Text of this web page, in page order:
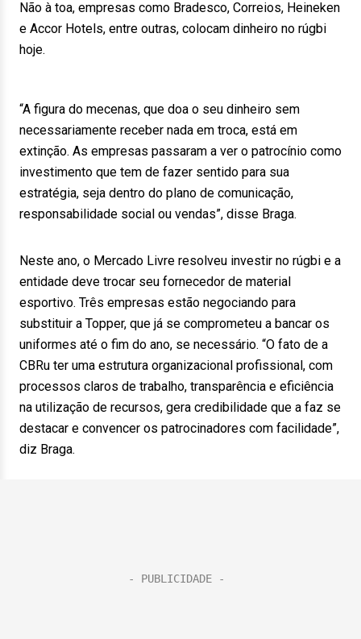
Não à toa, empresas como Bradesco, Correios, Heineken
e Accor Hotels, entre outras, colocam dinheiro no rúgbi
hoje.
“A figura do mecenas, que doa o seu dinheiro sem
necessariamente receber nada em troca, está em
extinção. As empresas passaram a ver o patrocínio como
investimento que tem de fazer sentido para sua
estratégia, seja dentro do plano de comunicação,
responsabilidade social ou vendas”, disse Braga.
Neste ano, o Mercado Livre resolveu investir no rúgbi e a
entidade deve trocar seu fornecedor de material
esportivo. Três empresas estão negociando para
substituir a Topper, que já se comprometeu a bancar os
uniformes até o fim do ano, se necessário. “O fato de a
CBRu ter uma estrutura organizacional profissional, com
processos claros de trabalho, transparência e eficiência
na utilização de recursos, gera credibilidade que a faz se
destacar e convencer os patrocinadores com facilidade”,
diz Braga.